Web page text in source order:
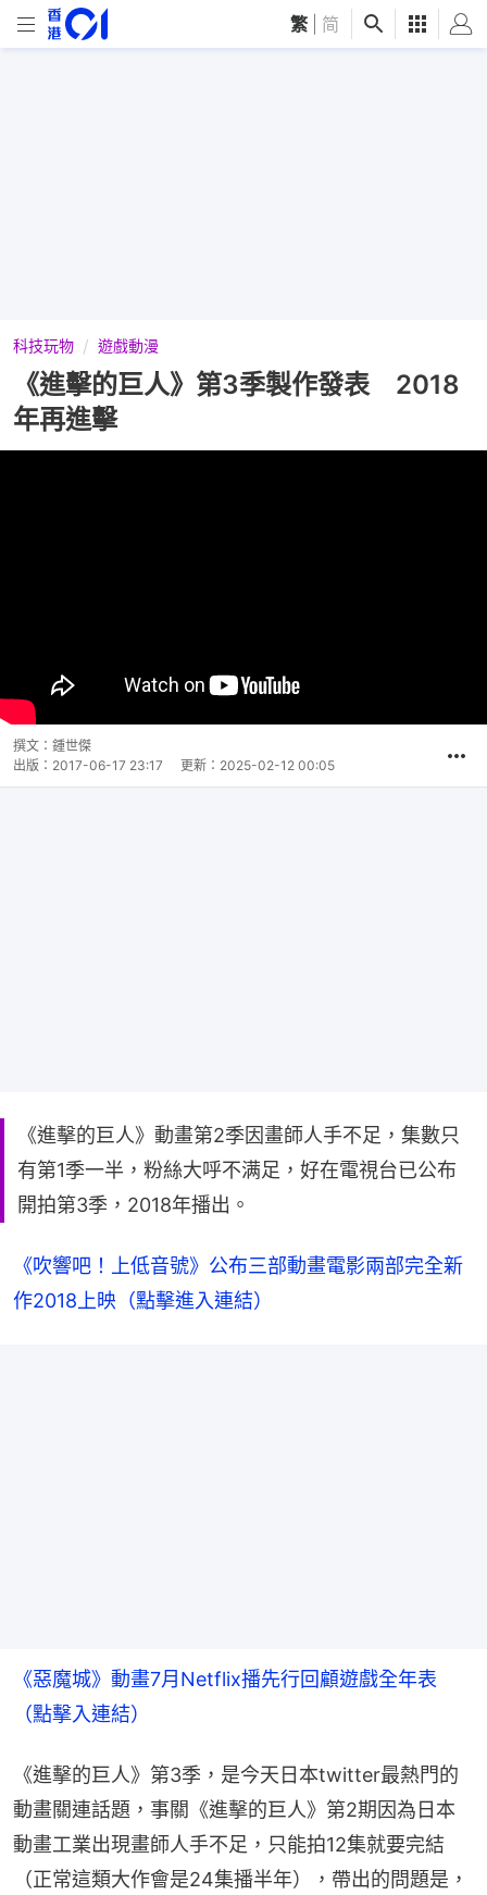
繁 简
科技玩物 遊戲動漫
《進擊的巨人》第3季製作發表 2018
年再進擊
撰文： 鍾世傑
出版： 2017-06-17 23:17 更新： 2025-02-12 00:05
《進擊的巨人》動畫第2季因畫師人手不足，集數只
有第1季一半，粉絲大呼不满足，好在電視台已公布
開拍第3季，2018年播出。
《吹響吧！上低音號》 公布三部動畫電影兩部完全新
作2018上映（點擊進入連結）
《惡魔城》動畫7月Netflix播先行回顧遊戲全年表
（點擊入連結）
《進擊的巨人》第3季，是今天日本twitter最熱門的
動畫關連話題，事關《進擊的巨人》第2期因為日本
動畫工業出現畫師人手不足，只能拍12集就要完結
（正常這類大作會是24集播半年），帶出的問題是，